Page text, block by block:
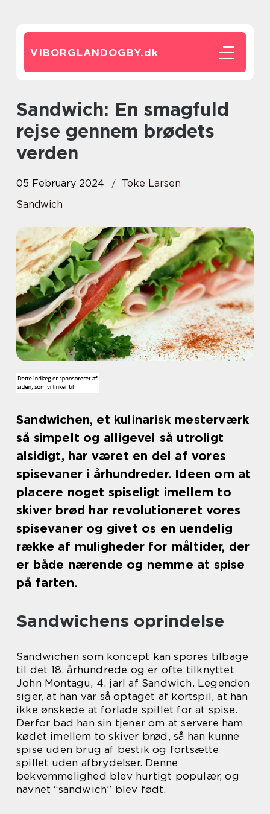
VIBORGLANDOGBY.dk
Sandwich: En smagfuld
rejse gennem brødets
verden
05 February 2024
Toke Larsen
Sandwich
Sandwichen, et kulinarisk mesterværk
så simpelt og alligevel så utroligt
alsidigt, har været en del af vores
spisevaner i århundreder. Ideen om at
placere noget spiseligt imellem to
skiver brød har revolutioneret vores
spisevaner og givet os en uendelig
række af muligheder for måltider, der
er både nærende og nemme at spise
på farten.
Sandwichens oprindelse
Sandwichen som koncept kan spores tilbage
til det 18. århundrede og er ofte tilknyttet
John Montagu, 4. jarl af Sandwich. Legenden
siger, at han var så optaget af kortspil, at han
ikke ønskede at forlade spillet for at spise.
Derfor bad han sin tjener om at servere ham
kødet imellem to skiver brød, så han kunne
spise uden brug af bestik og fortsætte
spillet uden afbrydelser. Denne
bekvemmelighed blev hurtigt populær, og
navnet “sandwich” blev født.